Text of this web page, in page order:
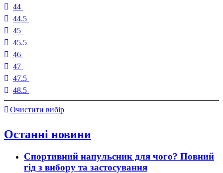
44
44.5
45
45.5
46
47
47.5
48.5
Очистити вибір
Останні новини
Спортивний напульсник для чого? Повний
гід з вибору та застосування